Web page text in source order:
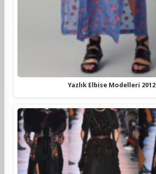
Yazlık Elbise Modelleri 2012